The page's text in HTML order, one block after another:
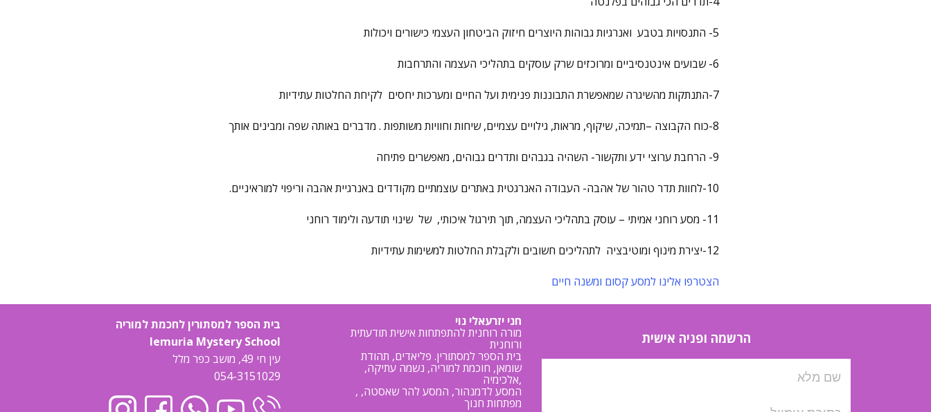
5- התנסויות בטבע ואנרגיות גבוהות היוצרים חיזוק הביטחון העצמי כישורים ויכולות
6- שבועים אינטנסיביים ומרוכזים שרק עוסקים בתהליכי העצמה והתרחבות
7-התנתקות מהשיגרה שמאפשרת התבוננות פנימית ועל החיים ומערכות יחסים לקיחת החלטות עתידיות
8-כוח הקבוצה –תמיכה, שיקוף, מראות, גילויים עצמיים, שיחות וחוויות משותפות . מדברים באותה שפה ומבינים אותך
9- הרחבת ערוצי ידע ותקשור- השהיה בגבהים ותדרים גבוהים, מאפשרים פתיחה
10-לחוות תדר טהור של אהבה- העבודה האנרגטית באתרים עוצמתיים מקודדים באנרגיית אהבה וריפוי למוראיניים.
11- מסע רוחני אמיתי – עוסק בתהליכי העצמה, תוך תירגול איכותי, של שינוי תודעה ולימוד רוחני
12-יצירת מינוף ומוטיבציה לתהליכים חשובים ולקבלת החלטות למשימות עתידיות
הצטרפו אלינו למסע קסום ומשנה חיים
הרשמה ופניה אישית
חני יזרעאלי נוי
מורה רוחנית להתפתחות אישית תודעתית
ורוחנית
בית הספר למסתורין. פליאדים, תהודת
שומאן, חוכמת למוריה, נשמה עתיקה,
אלכימיה,
, המסע לדמנהור, המסע להר שאסטה,
מפתחות חנוך
בית הספר למסתורין לחכמת למוריה
lemuria Mystery School
עין חי 49, מושב כפר מלל
054-3151029